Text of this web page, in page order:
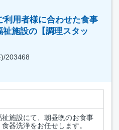
利用者様に合わせた食事
施設の【調理スタッ
203468
施設にて、朝昼晩のお食事
器洗浄をお任せします。